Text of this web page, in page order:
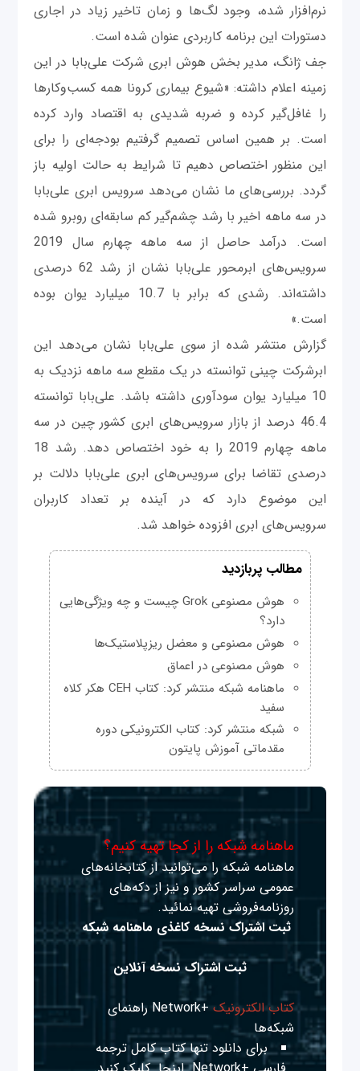
نرم‌افزار شده، وجود لگ‌ها و زمان تاخیر زیاد در اجاری
دستورات این برنامه کاربردی عنوان شده است.
جف ژانگ، مدیر بخش هوش ابری شرکت علی‌بابا در این
زمینه اعلام داشته: «شیوع بیماری کرونا همه کسب‌وکارها
را غافل‌گیر کرده و ضربه شدیدی به اقتصاد وارد کرده
است. بر همین اساس تصمیم گرفتیم بودجه‌ای را برای
این منظور اختصاص دهیم تا شرایط به حالت اولیه باز
گردد. بررسی‌های ما نشان می‌دهد سرویس ابری علی‌بابا
در سه ماهه اخیر با رشد چشم‌گیر کم سابقه‌ای روبرو شده
است. درآمد حاصل از سه ماهه چهارم سال 2019
سرویس‌های ابرمحور علی‌بابا نشان از رشد 62 درصدی
داشته‌اند. رشدی که برابر با 10.7 میلیارد یوان بوده
است.»
گزارش منتشر شده از سوی علی‌بابا نشان می‌دهد این
ابرشرکت چینی توانسته در یک مقطع سه ماهه نزدیک به
10 میلیارد یوان سودآوری داشته باشد. علی‌بابا توانسته
46.4 درصد از بازار سرویس‌های ابری کشور چین در سه
ماهه چهارم 2019 را به خود اختصاص دهد. رشد 18
درصدی تقاضا برای سرویس‌های ابری علی‌بابا دلالت بر
این موضوع دارد که در آینده بر تعداد کاربران
سرویس‌های ابری افزوده خواهد شد.
مطالب پربازدید
هوش مصنوعی Grok چیست و چه ویژگی‌هایی
دارد؟
هوش مصنوعی و معضل ریزپلاستیک‌ها
هوش مصنوعی در اعماق
ماهنامه شبکه منتشر کرد: کتاب CEH هکر کلاه
سفید
شبکه منتشر کرد: کتاب الکترونیکی دوره
مقدماتی آموزش پایتون
ماهنامه شبکه را از کجا تهیه کنیم؟
ماهنامه شبکه را می‌توانید از کتابخانه‌های
عمومی سراسر کشور و نیز از دکه‌های
روزنامه‌فروشی تهیه نمائید.
ثبت اشتراک نسخه کاغذی ماهنامه شبکه
ثبت اشتراک نسخه آنلاین
کتاب الکترونیک
+Network راهنمای
شبکه‌ها
برای دانلود تنها کتاب کامل ترجمه